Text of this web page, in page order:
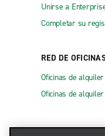
Unirse a
Completar su
RED DE
Oficinas de
Oficinas de